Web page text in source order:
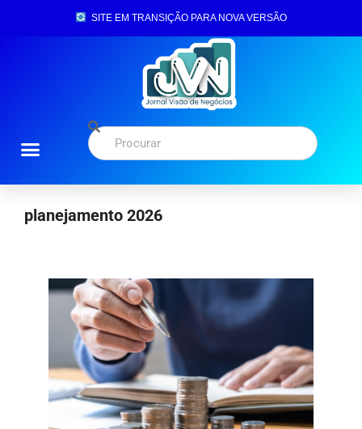
SITE EM TRANSIÇÃO PARA NOVA VERSÃO
planejamento 2026